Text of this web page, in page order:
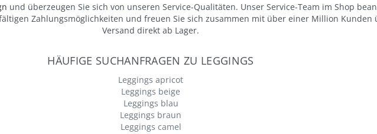
und überzeugen Sie sich von unseren Service-Qualitäten. Unser Service-Team im Shop
Zahlungsmöglichkeiten und freuen Sie sich zusammen mit über einer Million
Versand direkt ab Lager.
HÄUFIGE SUCHANFRAGEN ZU LEGGINGS
Leggings apricot
Leggings beige
Leggings blau
Leggings braun
Leggings camel